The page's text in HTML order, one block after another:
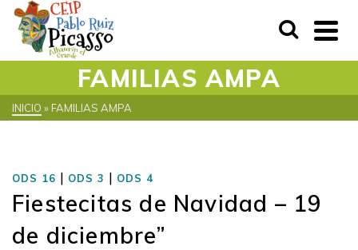
FAMILIAS AMPA
INICIO »FAMILIAS AMPA
ODS 16 | ODS 3 | ODS 4
Fiestecitas de Navidad – 19
de diciembre”